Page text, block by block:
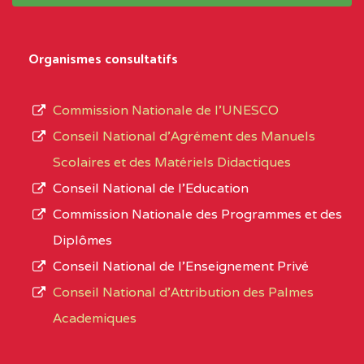
D'ENSEIGNEMENT
PROFESSIONNEL
(CEGEP) STE FOI BP
:4740 YAOUNDE
CENTRE
COLLEGE PANAFRICAIN
DE L'EXCELLENCE BP
CENTRE
COLLEGE PRIVE
type
L’offre
d’éducation
de
Organismes consultatifs
Commission Nationale de l’UNESCO
Conseil National d’Agrément des Manuels
Scolaires et des Matériels Didactiques
Conseil National de l’Education
Commission Nationale des Programmes et des
Diplômes
Conseil National de l’Enseignement Privé
Conseil National d'Attribution des Palmes
Academiques